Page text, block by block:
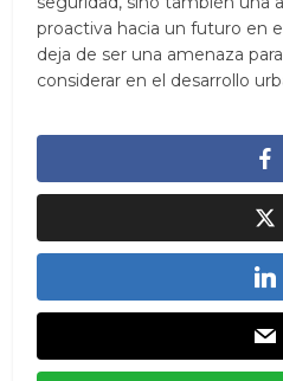
proactiva hacia un futuro en
deja de ser una amenaza
considerar en el desarrollo